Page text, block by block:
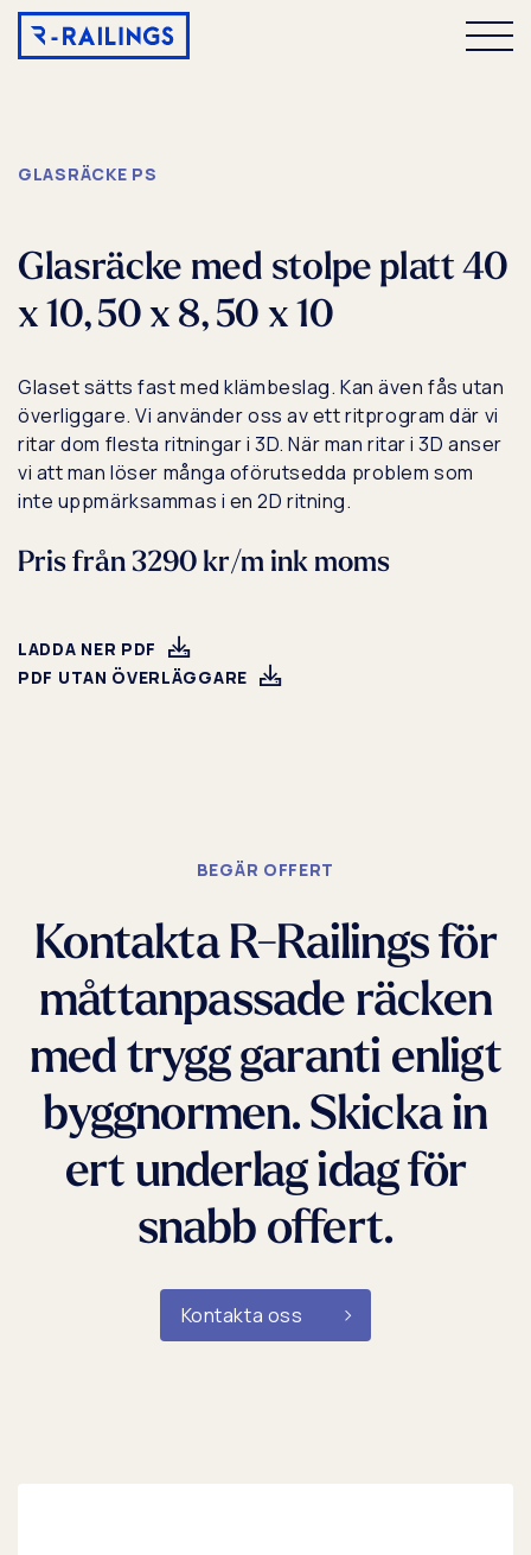
content
Produkter
Referenser
Om oss
Kontakta oss
R-Produktion
GLASRÄCKE PS
Glasräcke med stolpe platt 40
x 10, 50 x 8, 50 x 10
Glaset sätts fast med klämbeslag. Kan även fås utan
överliggare. Vi använder oss av ett ritprogram där vi
ritar dom flesta ritningar i 3D. När man ritar i 3D anser
vi att man löser många oförutsedda problem som
inte uppmärksammas i en 2D ritning.
Pris från 3290 kr/m ink moms
LADDA NER PDF
PDF UTAN ÖVERLÄGGARE
BEGÄR OFFERT
Kontakta R-Railings för
måttanpassade räcken
med trygg garanti enligt
byggnormen. Skicka in
ert underlag idag för
snabb offert.
Kontakta oss